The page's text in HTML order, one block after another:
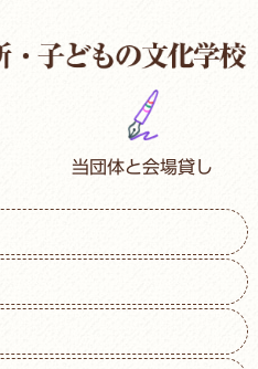
当団体と会場貸し